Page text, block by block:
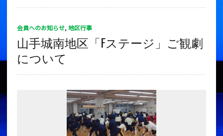
会員へのお知らせ, 地区行事
山手城南地区「Fステージ」ご観劇
について